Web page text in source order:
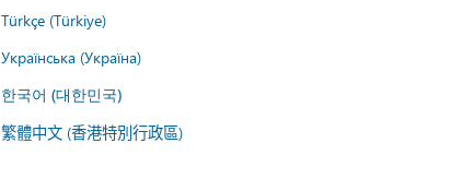
Türkçe (Türkiye)
Українська (Україна)
한국어 (대한민국)
繁體中文 (香港特別行政區)